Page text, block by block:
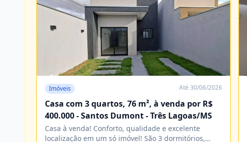
Imóveis Até 30/06/2026
Casa com 3 quartos, 76 m², à venda por R$
400.000 - Santos Dumont - Três Lagoas/MS
Casa à venda! Conforto, qualidade e excelente
localização em um só imóvel! São 3 dormitórios,